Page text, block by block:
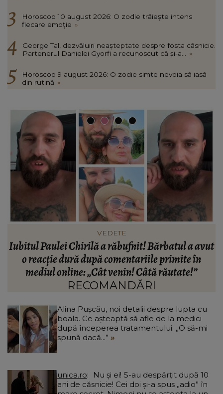
Horoscop 10 august 2026: O zodie trăiește intens
fiecare emoție »
George Tal, dezvăluiri neașteptate despre fosta căsnicie.
Partenerul Danielei Gyorfi a recunoscut că și-a...
»
Horoscop 9 august 2026: O zodie simte nevoia să iasă
din rutină »
HOROSCOP
Horoscop 10 august 2026: O zodie trăiește intens
fiecare emoție
RECOMANDĂRI
Alina Pușcău, noi detalii despre lupta cu
boala. Ce așteaptă să afle de la medici
după începerea tratamentului: „O să-mi
spună dacă...”
unica.ro
ani de căsnicie! Cei doi și-a spus „adio” în